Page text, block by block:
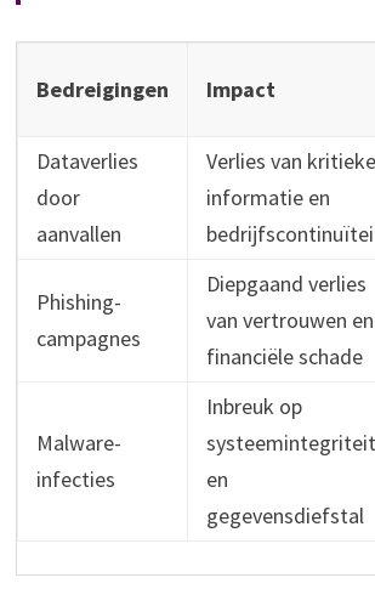
Bedreigingen Impact
Dataverlies
door
aanvallen
Verlies van kritieke
informatie en
Phishing-
campagnes
Diepgaand verlies
van vertrouwen en
financiële schade
Malware-
infecties
Inbreuk op
systeemintegriteit
en
gegevensdiefstal